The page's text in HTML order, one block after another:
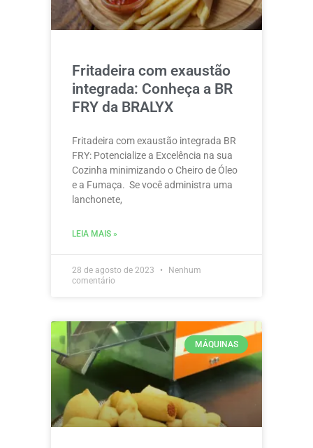
Fritadeira com exaustão
integrada: Conheça a BR
FRY da BRALYX
Fritadeira com exaustão integrada BR
FRY: Potencialize a Excelência na sua
Cozinha minimizando o Cheiro de Óleo
e a Fumaça. Se você administra uma
lanchonete,
LEIA MAIS »
28 de agosto de 2023
Nenhum
comentário
MÁQUINAS